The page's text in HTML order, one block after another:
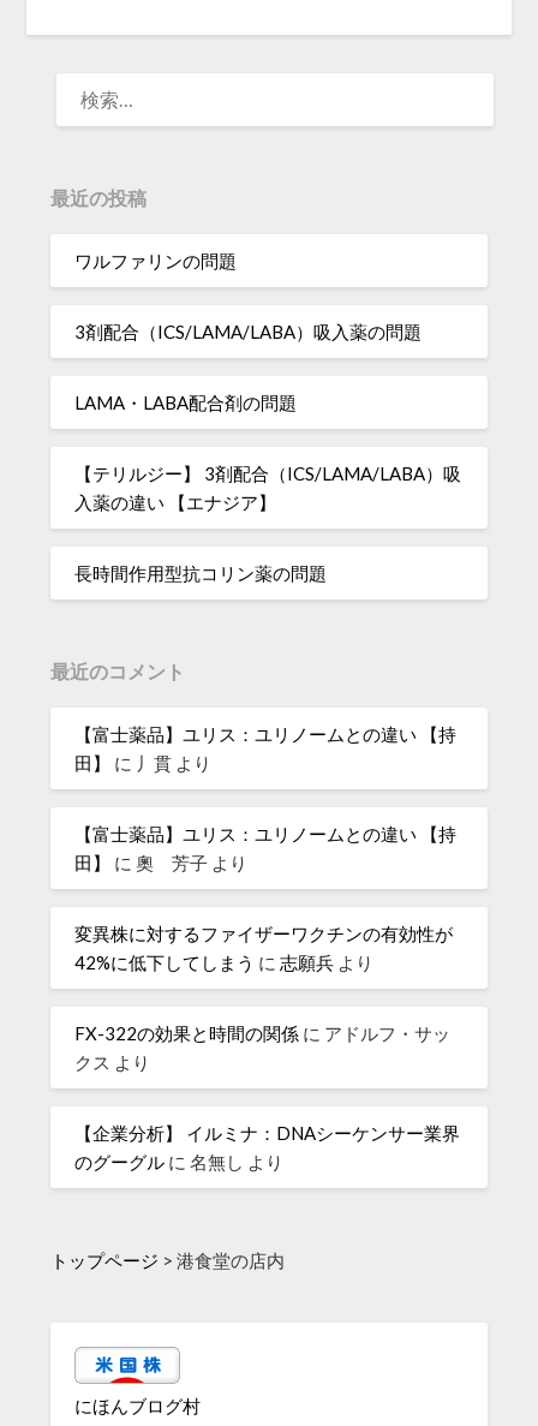
最近の投稿
ワルファリンの問題
3剤配合（ICS/LAMA/LABA）吸入薬の問題
LAMA・LABA配合剤の問題
【テリルジー】 3剤配合（ICS/LAMA/LABA）吸
入薬の違い 【エナジア】
長時間作用型抗コリン薬の問題
最近のコメント
【富士薬品】ユリス：ユリノームとの違い 【持
田】
に 丿貫 より
【富士薬品】ユリス：ユリノームとの違い 【持
田】
に奧 芳子 より
変異株に対するファイザーワクチンの有効性が
42%に低下してしまう に志願兵 より
FX-322の効果と時間の関係 に アドルフ・サッ
クス より
【企業分析】 イルミナ：DNAシーケンサー業界
のグーグル に名無し より
トップページ >港食堂の店内
にほんブログ村